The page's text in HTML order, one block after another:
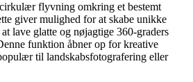
flyvning omkring et bestemt
giver mulighed for at skabe unikke
lave glatte og nøjagtige 360-graders
funktion åbner op for kreative
til landskabsfotografering eller